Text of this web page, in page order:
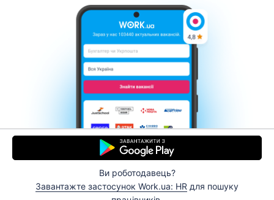
Ви роботодавець?
Завантажте застосунок Work.ua: HR для пошуку
Контакти Про нас
Кар’єра
Допомога Умови використання
© 2006–2026 Work.ua. Сервіс пошуку роботи №1 в